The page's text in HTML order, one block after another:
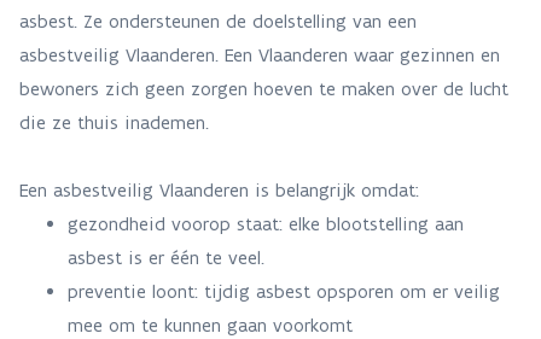
asbest. Ze ondersteunen de doelstelling van een
asbestveilig Vlaanderen. Een Vlaanderen waar gezinnen en
bewoners zich geen zorgen hoeven te maken over de lucht
die ze thuis inademen.
Een asbestveilig Vlaanderen is belangrijk omdat:
gezondheid voorop staat: elke blootstelling aan
asbest is er één te veel.
preventie loont: tijdig asbest opsporen om er veilig
mee om te kunnen gaan voorkomt